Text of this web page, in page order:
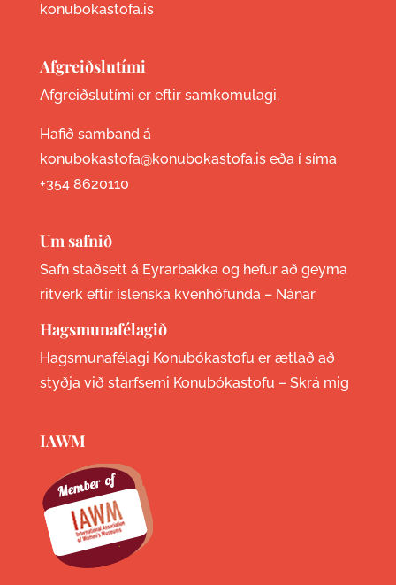
konubokastofa.is
Afgreiðslutími
Afgreiðslutími er eftir samkomulagi.
Hafið samband á
konubokastofa@konubokastofa.is eða í síma
+354 8620110
Um safnið
Safn staðsett á Eyrarbakka og hefur að geyma
ritverk eftir íslenska kvenhöfunda – Nánar
Hagsmunafélagið
Hagsmunafélagi Konubókastofu er ætlað að
styðja við starfsemi Konubókastofu – Skrá mig
IAWM